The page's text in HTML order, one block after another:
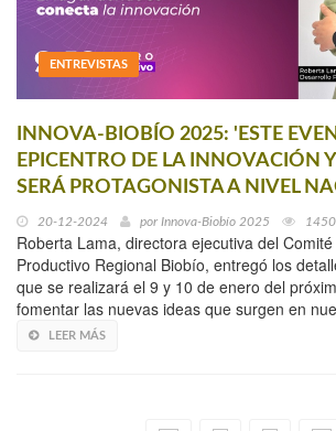
ENTREVISTAS
INNOVA-BIOBÍO 2025: 'ESTE
EPICENTRO DE LA INNOVACIÓN
SERÁ PROTAGONISTA A NIVEL
20-12-2024 por Innova-Biobío 2025
Roberta Lama, directora ejecutiva del
Productivo Regional Biobío, entregó los
que se realizará el 9 y 10 de enero del
fomentar las nuevas ideas que surgen en
LEER MÁS